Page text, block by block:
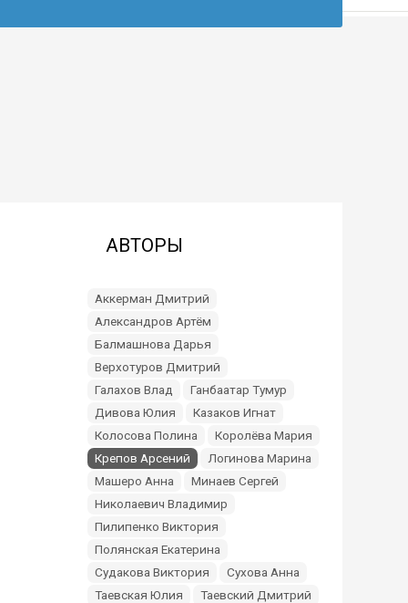
АВТОРЫ
Аккерман Дмитрий
Александров Артём
Балмашнова Дарья
Верхотуров Дмитрий
Галахов Влад
Ганбаатар Тумур
Дивова Юлия
Казаков Игнат
Колосова Полина
Королёва Мария
Крепов Арсений
Логинова Марина
Машеро Анна
Минаев Сергей
Николаевич Владимир
Пилипенко Виктория
Полянская Екатерина
Судакова Виктория
Сухова Анна
Таевская Юлия
Таевский Дмитрий